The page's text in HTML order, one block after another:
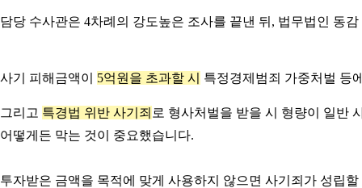
담당 수사관은 4차례의 강도높은 조사를 끝낸 뒤, 법무법인 동
사기 피해금액이 5억원을 초과할 시 특정경제범죄 가중처벌 등
그리고 특경법 위반 사기죄 로 형사처벌을 받을 시 형량이 일반
어떻게든 막는 것이 중요했습니다.
투자받은 금액을 목적에 맞게 사용하지 않으면 사기죄가 성립